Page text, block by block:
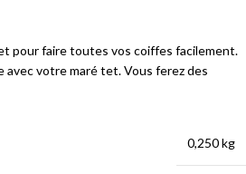
pour faire toutes vos coiffes facilement.
avec votre maré tet. Vous ferez des
0,250 kg